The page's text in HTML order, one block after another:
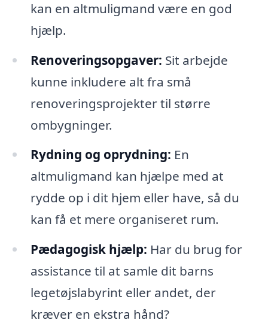
kan en altmuligmand være en god
hjælp.
Renoveringsopgaver: Sit arbejde
kunne inkludere alt fra små
renoveringsprojekter til større
ombygninger.
Rydning og oprydning: En
altmuligmand kan hjælpe med at
rydde op i dit hjem eller have, så du
kan få et mere organiseret rum.
Pædagogisk hjælp: Har du brug for
assistance til at samle dit barns
legetøjslabyrint eller andet, der
kræver en ekstra hånd?